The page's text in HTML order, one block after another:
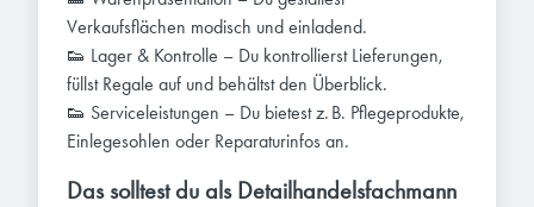
Verkaufsflächen modisch und einladend.
👟 Lager & Kontrolle – Du kontrollierst Lieferungen,
füllst Regale auf und behältst den Überblick.
👟 Serviceleistungen – Du bietest z. B. Pflegeprodukte,
Einlegesohlen oder Reparaturinfos an.
Das solltest du als Detailhandelsfachmann